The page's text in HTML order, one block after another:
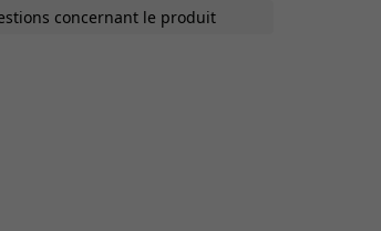
concernant le produit